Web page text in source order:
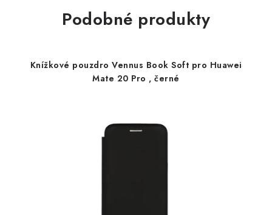
Podobné produkty
Knížkové pouzdro Vennus Book Soft pro Huawei
Mate 20 Pro , černé